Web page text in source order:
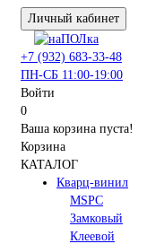
Личный кабинет
+7 (932) 683-33-48
ПН-СБ 11:00-19:00
Войти
0
Ваша корзина пуста!
Корзина
КАТАЛОГ
Кварц-винил
MSPC
Замковый
Клеевой